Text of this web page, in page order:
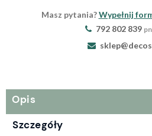
Masz pytania?Wypełnij
792 802 839
Opis
Szczegóły